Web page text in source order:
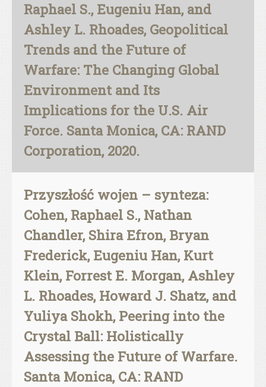
Raphael S., Eugeniu Han, and
Ashley L. Rhoades, Geopolitical
Trends and the Future of
Warfare: The Changing Global
Environment and Its
Implications for the U.S. Air
Force. Santa Monica, CA: RAND
Corporation, 2020.
Przyszłość wojen – synteza:
Cohen, Raphael S., Nathan
Chandler, Shira Efron, Bryan
Frederick, Eugeniu Han, Kurt
Klein, Forrest E. Morgan, Ashley
L. Rhoades, Howard J. Shatz, and
Yuliya Shokh, Peering into the
Crystal Ball: Holistically
Assessing the Future of Warfare.
Santa Monica, CA: RAND